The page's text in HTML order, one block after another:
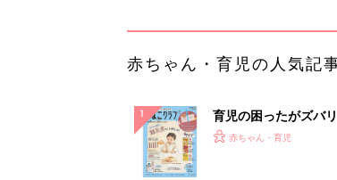
赤ちゃん・育児の人気記
育児の困ったがズバ
『ひよこクラブ 秋号
赤ちゃん・育児